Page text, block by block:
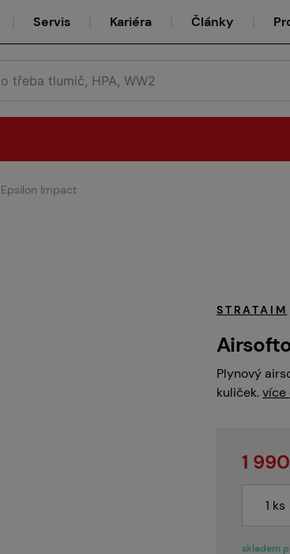
Servis Kariéra Články
Impact
STRATAIM
Plynový
kuliček.více
skladem
1